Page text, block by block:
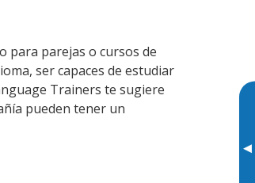
▸
para parejas o cursos de
ser capaces de estudiar
Trainers te sugiere
pueden tener un